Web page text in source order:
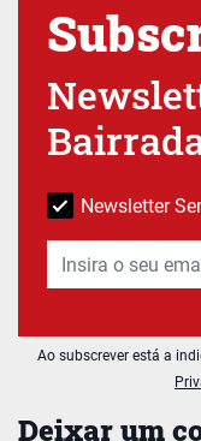
Deixar um
Newsletter
Ao subscrever está a